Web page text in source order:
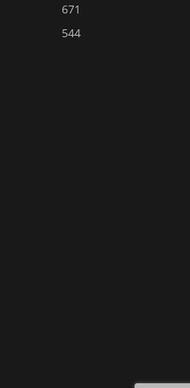
671
544